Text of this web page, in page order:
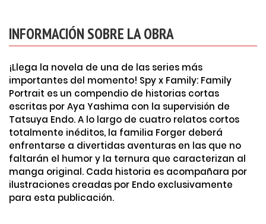
INFORMACIÓN SOBRE LA OBRA
¡Llega la novela de una de las series más
importantes del momento! Spy x Family: Family
Portrait es un compendio de historias cortas
escritas por Aya Yashima con la supervisión de
Tatsuya Endo. A lo largo de cuatro relatos cortos
totalmente inéditos, la familia Forger deberá
enfrentarse a divertidas aventuras en las que no
faltarán el humor y la ternura que caracterizan al
manga original. Cada historia es acompañara por
ilustraciones creadas por Endo exclusivamente
para esta publicación.